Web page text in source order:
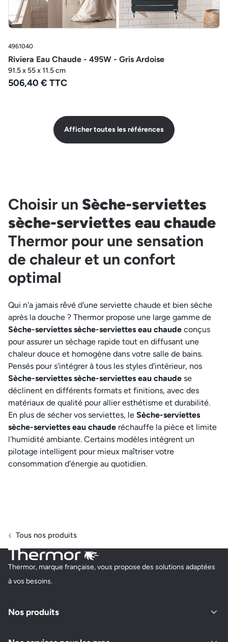
4961040
Riviera Eau Chaude - 495W - Gris Ardoise
91.5 x 55 x 11.5 cm
506,40 € TTC
Afficher toutes les références
Choisir un Sèche-serviettes
sèche-serviettes eau chaude
Thermor pour une sensation
de chaleur et un confort
optimal
Qui n'a jamais rêvé d'une serviette chaude et bien sèche
après la douche ? Thermor propose une large gamme de
Sèche-serviettes sèche-serviettes eau chaude conçus
pour assurer un séchage rapide tout en diffusant une
chaleur douce et homogène dans votre salle de bains.
Pensés pour s'intégrer à tous les styles d'intérieur, nos
Sèche-serviettes sèche-serviettes eau chaude se
déclinent en différents formats et finitions, avec des
matériaux de qualité pour allier esthétisme et durabilité.
En plus de sécher vos serviettes, le Sèche-serviettes
sèche-serviettes eau chaude réchauffe la pièce et limite
l'humidité ambiante. Certains modèles intègrent un
pilotage intelligent pour mieux maîtriser votre
consommation d'énergie au quotidien.
Tous nos produits
Thermor, marque française, vous propose des solutions adaptées
à vos besoins.
Nos produits